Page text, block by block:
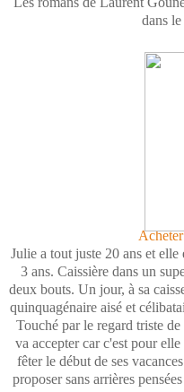
dans
Julie a tout juste 20 ans et
3 ans. Caissière dans un
deux bouts. Un jour, à sa
quinquagénaire aisé et
Touché par le regard triste
va accepter car c'est pour
fêter le début de ses
proposer sans arrières